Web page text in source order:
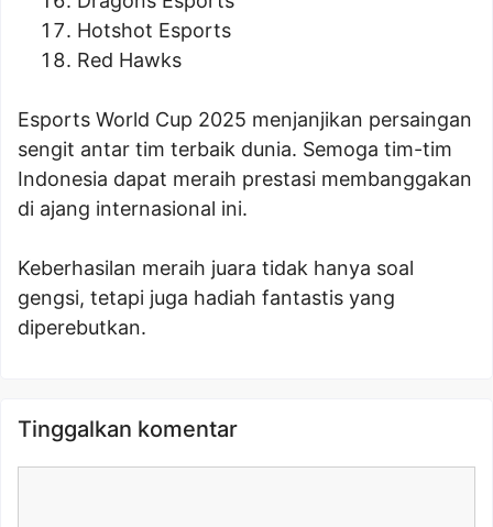
Hotshot Esports
Red Hawks
Esports World Cup 2025 menjanjikan persaingan
sengit antar tim terbaik dunia. Semoga tim-tim
Indonesia dapat meraih prestasi membanggakan
di ajang internasional ini.
Keberhasilan meraih juara tidak hanya soal
gengsi, tetapi juga hadiah fantastis yang
diperebutkan.
Tinggalkan komentar